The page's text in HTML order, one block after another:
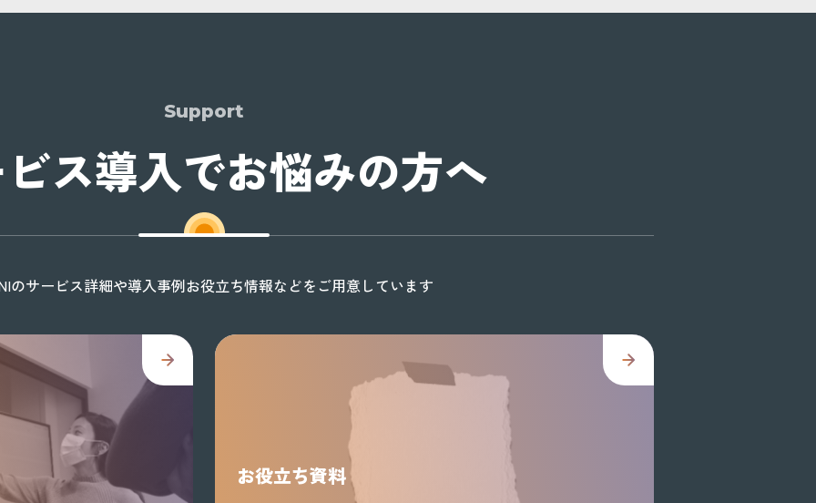
Support
ス導入でお悩みの方へ
のサービス詳細や導入事例お役立ち情報などをご用意しています
お役立ち資料